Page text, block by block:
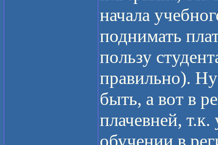
начала
поднимать
пользу
правильно).
быть, а вот в
плачевней,
обучении в